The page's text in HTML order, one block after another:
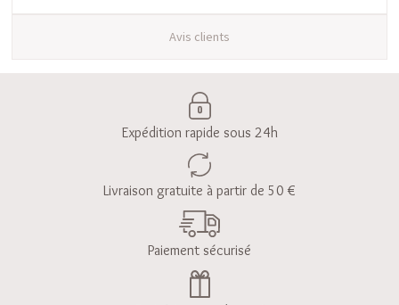
Avis clients
Expédition rapide sous 24h
Livraison gratuite à partir de 50 €
Paiement sécurisé